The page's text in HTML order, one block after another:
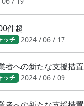
件超
ッチ 2024 / 06 / 17
者への新たな支援措置
ッチ 2024 / 06 / 09